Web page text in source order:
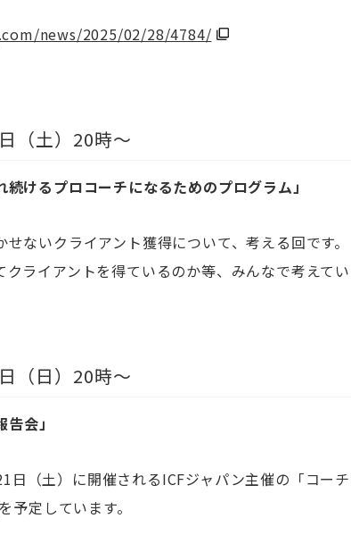
news/2025/02/28/4784/
日（土） 20時～
続けるプロコーチになるためのプログラム 」
せないクライアント獲得について、考える回です
クライアントを得ているのか等、みんなで考えて
日（日） 20時～
会」
日（土）に開催されるICFジャパン主催の「コー
予定しています。